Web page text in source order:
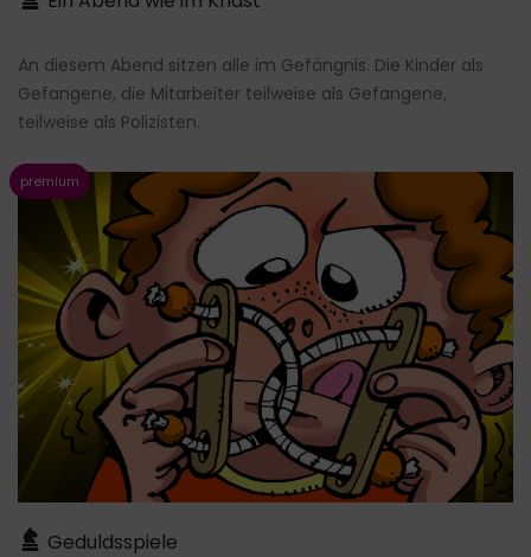
An diesem Abend sitzen alle im Gefängnis. Die Kinder als
Gefangene, die Mitarbeiter teilweise als Gefangene,
teilweise als Polizisten.
Geduldsspiele